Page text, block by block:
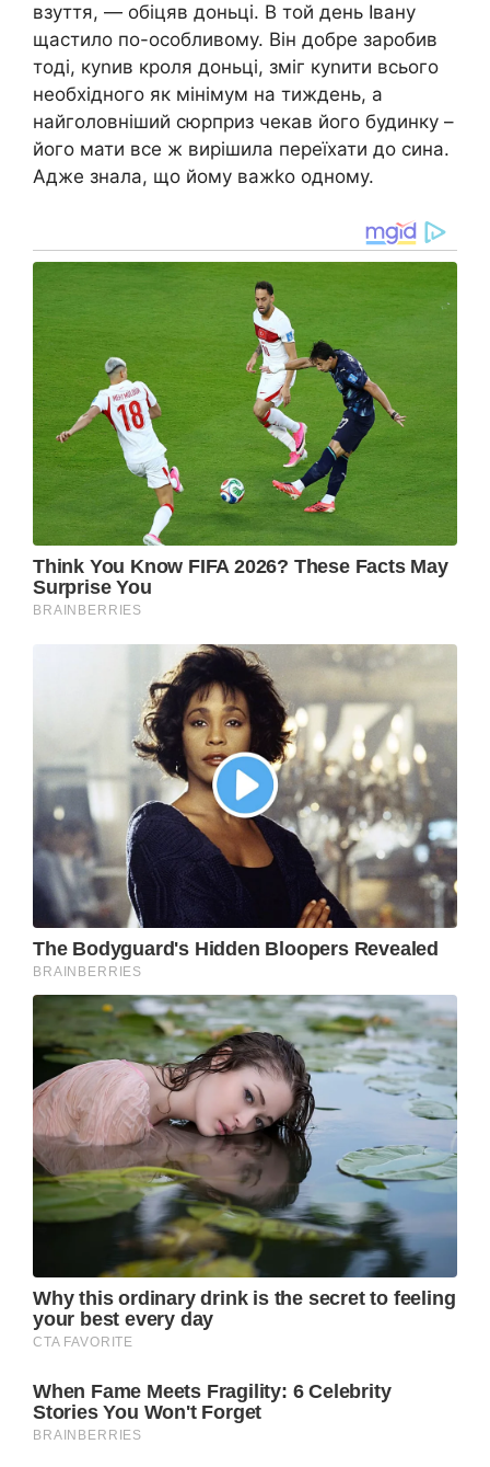
взуття, — обіцяв доньці. В той день Івану
щастило по-особливому. Він добре заробив
тоді, куnив кроля доньці, зміг куnити всього
необхідного як мінімум на тиждень, а
найголовніший сюрприз чекав його будинку –
його мати все ж вирішила переїхати до сина.
Адже знала, що йому важkо одному.